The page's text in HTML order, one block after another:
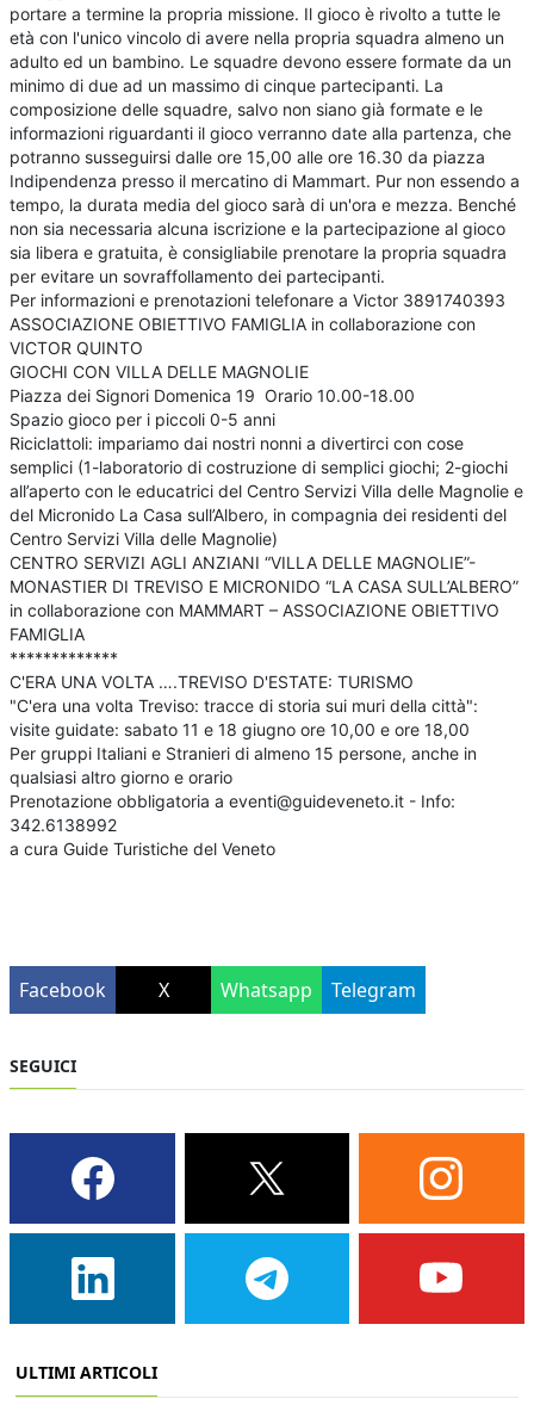
portare a termine la propria missione. Il gioco è rivolto a tutte le
età con l'unico vincolo di avere nella propria squadra almeno un
adulto ed un bambino. Le squadre devono essere formate da un
minimo di due ad un massimo di cinque partecipanti. La
composizione delle squadre, salvo non siano già formate e le
informazioni riguardanti il gioco verranno date alla partenza, che
potranno susseguirsi dalle ore 15,00 alle ore 16.30 da piazza
Indipendenza presso il mercatino di Mammart. Pur non essendo a
tempo, la durata media del gioco sarà di un'ora e mezza. Benché
non sia necessaria alcuna iscrizione e la partecipazione al gioco
sia libera e gratuita, è consigliabile prenotare la propria squadra
per evitare un sovraffollamento dei partecipanti.
Per informazioni e prenotazioni telefonare a Victor 3891740393
ASSOCIAZIONE OBIETTIVO FAMIGLIA in collaborazione con
VICTOR QUINTO
GIOCHI CON VILLA DELLE MAGNOLIE
Piazza dei Signori Domenica 19 Orario 10.00-18.00
Spazio gioco per i piccoli 0-5 anni
Riciclattoli: impariamo dai nostri nonni a divertirci con cose
semplici (1-laboratorio di costruzione di semplici giochi; 2-giochi
all’aperto con le educatrici del Centro Servizi Villa delle Magnolie e
del Micronido La Casa sull’Albero, in compagnia dei residenti del
Centro Servizi Villa delle Magnolie)
CENTRO SERVIZI AGLI ANZIANI “VILLA DELLE MAGNOLIE”-
MONASTIER DI TREVISO E MICRONIDO “LA CASA SULL’ALBERO”
in collaborazione con MAMMART – ASSOCIAZIONE OBIETTIVO
FAMIGLIA
*************
C'ERA UNA VOLTA ….TREVISO D'ESTATE: TURISMO
"C'era una volta Treviso: tracce di storia sui muri della città":
visite guidate: sabato 11 e 18 giugno ore 10,00 e ore 18,00
Per gruppi Italiani e Stranieri di almeno 15 persone, anche in
qualsiasi altro giorno e orario
Prenotazione obbligatoria a eventi@guideveneto.it - Info:
342.6138992
a cura Guide Turistiche del Veneto
Facebook X Whatsapp Telegram
SEGUICI
ULTIMI ARTICOLI